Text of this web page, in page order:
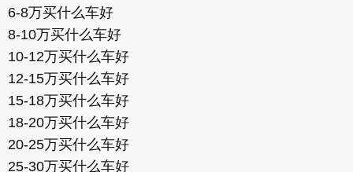
6-8万买什么车好
8-10万买什么车好
10-12万买什么车好
12-15万买什么车好
15-18万买什么车好
18-20万买什么车好
20-25万买什么车好
25-30万买什么车好